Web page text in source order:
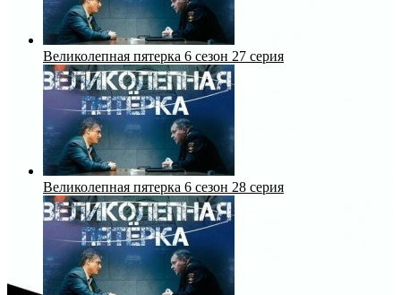
Великолепная пятерка 6 сезон 27 серия
Великолепная пятерка 6 сезон 28 серия